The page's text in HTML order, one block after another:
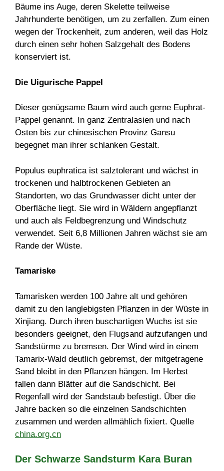
Bäume ins Auge, deren Skelette teilweise
Jahrhunderte benötigen, um zu zerfallen. Zum einen
wegen der Trockenheit, zum anderen, weil das Holz
durch einen sehr hohen Salzgehalt des Bodens
konserviert ist.
Die Uigurische Pappel
Dieser genügsame Baum wird auch gerne Euphrat-
Pappel genannt. In ganz Zentralasien und nach
Osten bis zur chinesischen Provinz Gansu
begegnet man ihrer schlanken Gestalt.
Populus euphratica ist salztolerant und wächst in
trockenen und halbtrockenen Gebieten an
Standorten, wo das Grundwasser dicht unter der
Oberfläche liegt. Sie wird in Wäldern angepflanzt
und auch als Feldbegrenzung und Windschutz
verwendet. Seit 6,8 Millionen Jahren wächst sie am
Rande der Wüste.
Tamariske
Tamarisken werden 100 Jahre alt und gehören
damit zu den langlebigsten Pflanzen in der Wüste in
Xinjiang. Durch ihren buschartigen Wuchs ist sie
besonders geeignet, den Flugsand aufzufangen und
Sandstürme zu bremsen. Der Wind wird in einem
Tamarix-Wald deutlich gebremst, der mitgetragene
Sand bleibt in den Pflanzen hängen. Im Herbst
fallen dann Blätter auf die Sandschicht. Bei
Regenfall wird der Sandstaub befestigt. Über die
Jahre backen so die einzelnen Sandschichten
zusammen und werden allmählich fixiert. Quelle
china.org.cn
Der Schwarze Sandsturm Kara Buran